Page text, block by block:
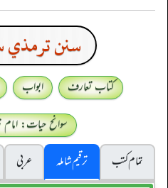
سنن ترمذي
کتاب تعارف ابواب
سوانح حیات: امام
تمام کتب
ترقیم شاملہ عربی